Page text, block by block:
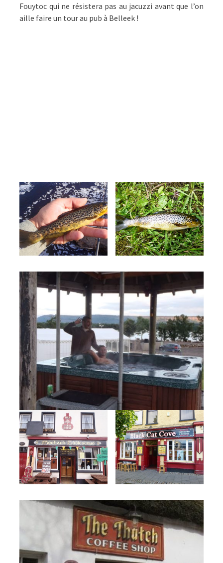
Fouytoc qui ne résistera pas au jacuzzi avant que l’on
aille faire un tour au pub à Belleek !